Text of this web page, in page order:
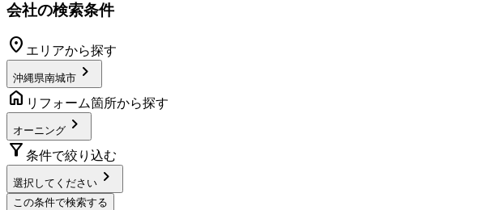
会社の検索条件
location_on エリアから探す
沖縄県南城市 chevron_right
home リフォーム箇所から探す
オーニング chevron_right
filter_alt 条件で絞り込む
選択してください chevron_right
この条件で検索する